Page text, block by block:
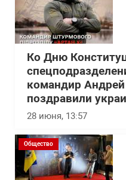
Ко Дню
командир
поздравили
28 июня, 13:57
Общество